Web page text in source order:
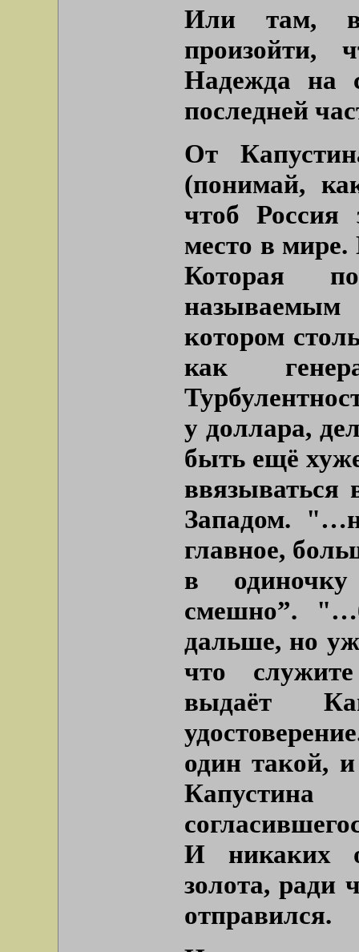
Или там, в
произойти,
Надежда на
последней
От
(понимай,
чтоб
место в мире.
Которая
котором
как
у доллара,
быть ещё
Западом.
главное,
в
смешно”.
дальше, но
что
выдаёт
один такой,
И никаких
золота, ради
отправился.